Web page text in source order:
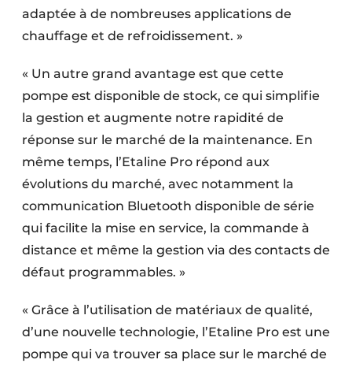
adaptée à de nombreuses applications de
chauffage et de refroidissement. »
« Un autre grand avantage est que cette
pompe est disponible de stock, ce qui simplifie
la gestion et augmente notre rapidité de
réponse sur le marché de la maintenance. En
même temps, l’Etaline Pro répond aux
évolutions du marché, avec notamment la
communication Bluetooth disponible de série
qui facilite la mise en service, la commande à
distance et même la gestion via des contacts de
défaut programmables. »
« Grâce à l’utilisation de matériaux de qualité,
d’une nouvelle technologie, l’Etaline Pro est une
pompe qui va trouver sa place sur le marché de